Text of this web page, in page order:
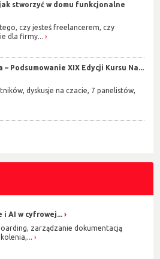
stworzyć w domu funkcjonalne
czy jesteś freelancerem, czy
dla firmy...
– Podsumowanie XIX Edycji Kursu Na...
dyskusje na czacie, 7 panelistów,
i AI w cyfrowej...
zarządzanie dokumentacją